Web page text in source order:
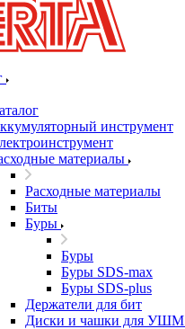
инструмент
материалы
Расходные материалы
Биты
Буры
Буры
Буры SDS-max
Буры SDS-plus
Держатели для бит
Диски и чашки для УШМ